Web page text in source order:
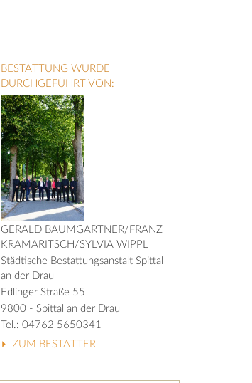
BESTATTUNG WURDE
DURCHGEFÜHRT VON:
GERALD BAUMGARTNER/FRANZ
KRAMARITSCH/SYLVIA WIPPL
Städtische Bestattungsanstalt Spittal
an der Drau
Edlinger Straße 55
9800 - Spittal an der Drau
Tel.: 04762 5650341
ZUM BESTATTER